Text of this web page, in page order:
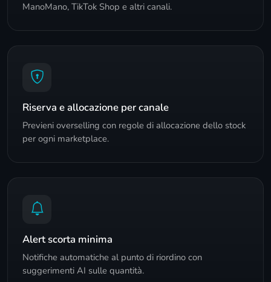
ManoMano, TikTok Shop e altri canali.
Riserva e allocazione per canale
Previeni overselling con regole di allocazione dello stock
per ogni marketplace.
Alert scorta minima
Notifiche automatiche al punto di riordino con
suggerimenti AI sulle quantità.